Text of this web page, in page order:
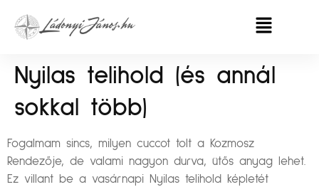
Nyilas telihold (és annál
sokkal több)
Fogalmam sincs, milyen cuccot tolt a Kozmosz
Rendezője, de valami nagyon durva, ütős anyag lehet.
Ez villant be a vasárnapi Nyilas telihold képletét